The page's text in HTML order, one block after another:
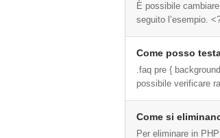
È possibile
seguito l’esempio.
Come posso
.faq pre {
possibile verificare
Come si
Per eliminare in